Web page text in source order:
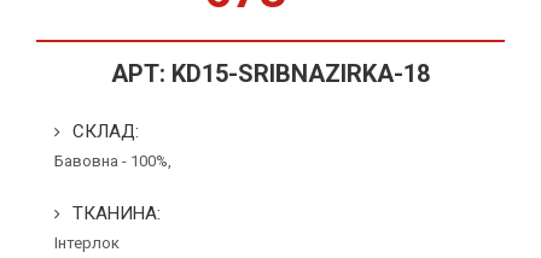
АРТ: KD15-SRIBNAZIRKA-18
СКЛАД:
Бавовна - 100%,
ТКАНИНА:
Інтерлок